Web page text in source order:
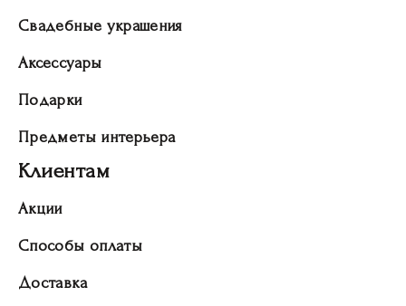
Свадебные украшения
Аксессуары
Подарки
Предметы интерьера
Клиентам
Акции
Способы оплаты
Доставка